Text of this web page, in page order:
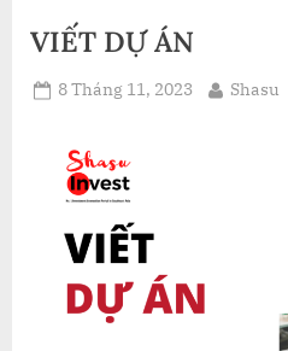
thái
của
Shasu
VIẾT DỰ ÁN
Posted
8 Tháng 11, 2023 By
Shasu